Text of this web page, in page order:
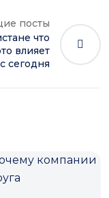
посты
что
влияет
сегодня